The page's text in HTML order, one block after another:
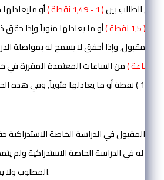
الطالب بين( 1 - 1,49 نقطة )
أو
( 1,5 نقطة )
أو ما يعادلها مئوياً وإذا
المقبول, وإذا أخفق لا يسمح له بمواصلة
من الساعات المعتمدة المقررة في
يقل عن ( 1,75 ) نقطة أو ما يعادلها مئوياً,
المقبول في الدراسة الخاصة الاستدراكية
له في الدراسة الخاصة الاستدراكية ولم
المطلوب ولا يعدّ الفصل الصيفي فصلاً دراسياً لهذه الغاية.